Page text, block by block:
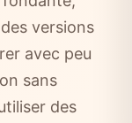
versions
avec peu
sans
des